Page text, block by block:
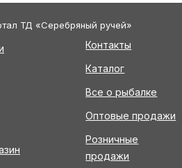
ТД «Серебряный ручей»
Контакты
Каталог
Все о рыбалке
Оптовые продажи
Розничные
продажи